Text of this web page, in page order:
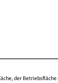
der